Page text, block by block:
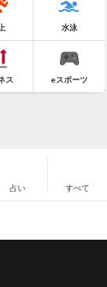
水泳
ス eスポーツ
占い すべて